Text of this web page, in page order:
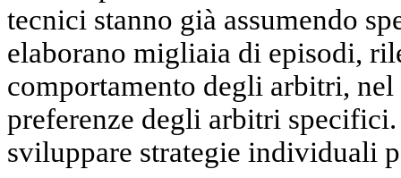
tecnici stanno già assumendo
elaborano migliaia di episodi,
comportamento degli arbitri,
preferenze degli arbitri
sviluppare strategie individuali